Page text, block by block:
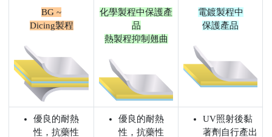
BG ~
Dicing製程
化學製程中保護產
品
熱製程抑制翹曲
電鍍製程中
保護產品
優良的耐熱
性，抗藥性
優良的耐熱
性，抗藥性
UV照射後黏
著劑自行產出